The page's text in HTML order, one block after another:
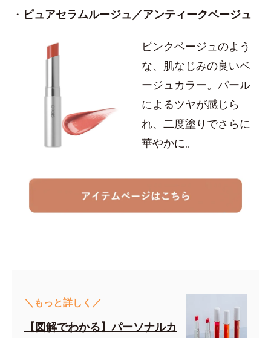
・ ピュアセラムルージュ／アンティークベージュ
ピンクベージュのよう
な、肌なじみの良いベ
ージュカラー。パール
によるツヤが感じら
れ、二度塗りでさらに
華やかに。
＼もっと詳しく／
【図解でわかる】パーソナルカ